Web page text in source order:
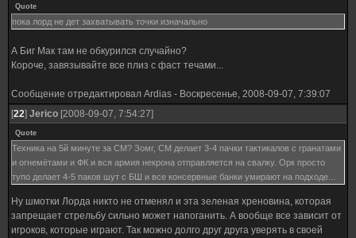
Quote
пока лорд не дет захватывать точки изначально
А Биг Мак там не обкурился случайно?
Короче, завязывайте все плиз с фаст течами...
Сообщение отредактировал Ardias - Воскресенье, 2008-09-07, 7:39:07
[22] Jerico [2008-09-07, 7:54:27]
Quote
Техника на 5й минуте за СМ? Зомг, СМ делает 3-4 пачки тактикалов с гранатами
и огнемётами и ФК и вся армия некрона отправляется на свалку. Орк просто
тупо делает 4-5 паков шут с БШ и все консервные банки умирают на подходе...
Ну шмотки Лорда никто не отменял и эта зеленая хреновина, которая
запрещает стрельбу сильно может напоганить. А вообще все зависит от
игроков, которые играют. Так можно долго друг друга уверять в своей